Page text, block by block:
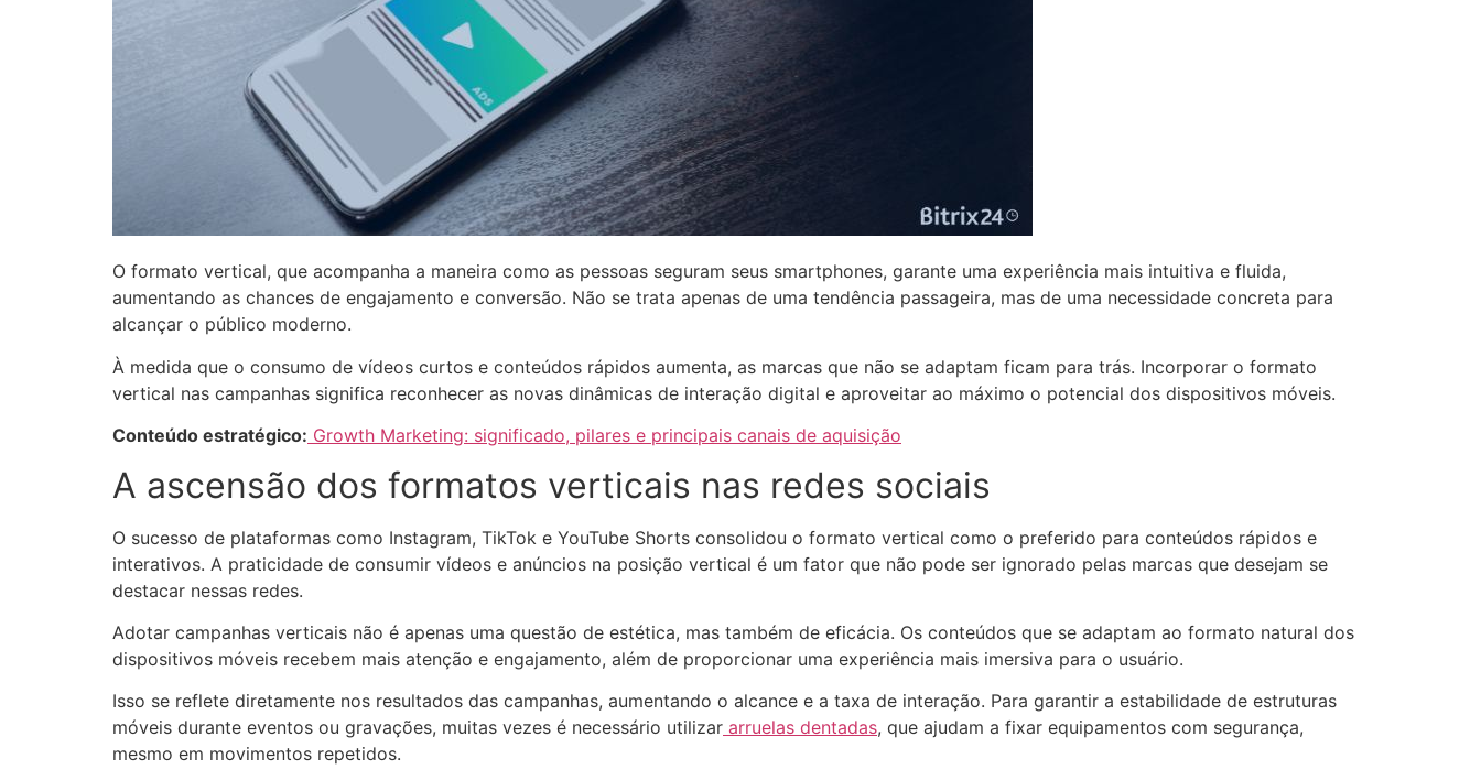
O formato vertical, que acompanha a maneira como as pessoas seguram seus smartphones, garante uma experiência mais intuitiva e fluida,
aumentando as chances de engajamento e conversão. Não se trata apenas de uma tendência passageira, mas de uma necessidade concreta para
alcançar o público moderno.
À medida que o consumo de vídeos curtos e conteúdos rápidos aumenta, as marcas que não se adaptam ficam para trás. Incorporar o formato
vertical nas campanhas significa reconhecer as novas dinâmicas de interação digital e aproveitar ao máximo o potencial dos dispositivos móveis.
Conteúdo estratégico: Growth Marketing: significado, pilares e principais canais de aquisição
A ascensão dos formatos verticais nas redes sociais
O sucesso de plataformas como Instagram, TikTok e YouTube Shorts consolidou o formato vertical como o preferido para conteúdos rápidos e
interativos. A praticidade de consumir vídeos e anúncios na posição vertical é um fator que não pode ser ignorado pelas marcas que desejam se
destacar nessas redes.
Adotar campanhas verticais não é apenas uma questão de estética, mas também de eficácia. Os conteúdos que se adaptam ao formato natural dos
dispositivos móveis recebem mais atenção e engajamento, além de proporcionar uma experiência mais imersiva para o usuário.
Isso se reflete diretamente nos resultados das campanhas, aumentando o alcance e a taxa de interação. Para garantir a estabilidade de estruturas
móveis durante eventos ou gravações, muitas vezes é necessário utilizar arruelas dentadas, que ajudam a fixar equipamentos com segurança,
mesmo em movimentos repetidos.